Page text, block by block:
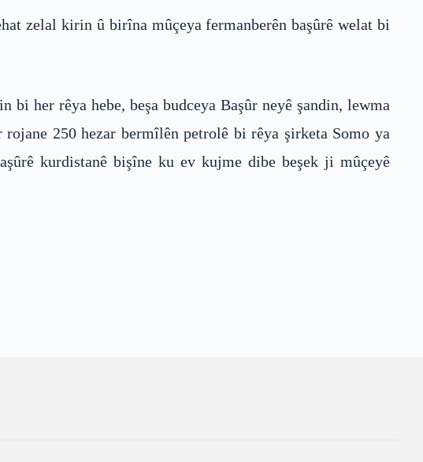
zelal kirin û birîna mûçeya fermanberên başûrê welat bi
her rêya hebe, beşa budceya Başûr neyê şandin, lewma
250 hezar bermîlên petrolê bi rêya şirketa Somo ya
kurdistanê bişîne ku ev kujme dibe beşek ji mûçeyê